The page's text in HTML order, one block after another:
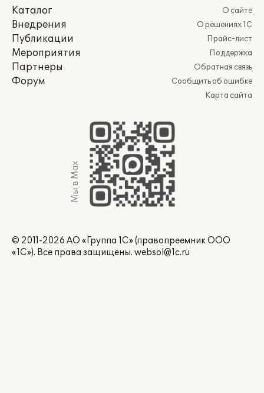
Каталог
Внедрения
Публикации
Мероприятия
Партнеры
Форум
О сайте
О решениях 1С
Прайс-лист
Поддержка
Обратная связь
Сообщить об ошибке
Карта сайта
Мы в Max
© 2011-2026 АО «Группа 1С» (правопреемник ООО
«1С»). Все права защищены. websol@1c.ru